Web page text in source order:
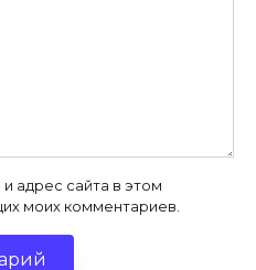
адрес сайта в этом
моих комментариев.